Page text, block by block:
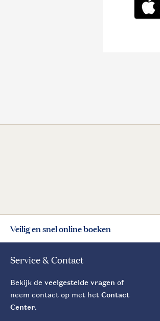
Veilig en snel online boeken
Service & Contact
Bekijk de veelgestelde vragen of
neem contact op met het Contact
Center.